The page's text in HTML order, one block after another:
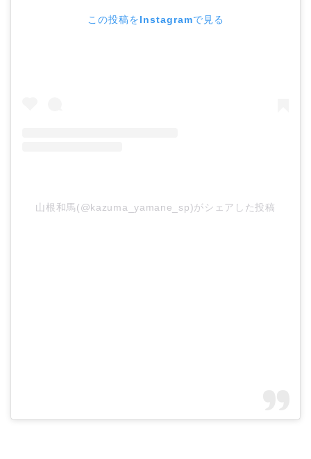
この投稿をInstagramで見る
山根和馬(@kazuma_yamane_sp)がシェアした投稿